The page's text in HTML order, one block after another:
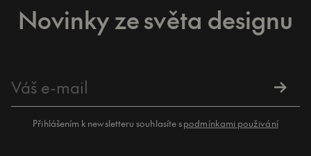
Novinky ze světa designu
Přihlášením k newsletteru souhlasíte spodmínkami použivání